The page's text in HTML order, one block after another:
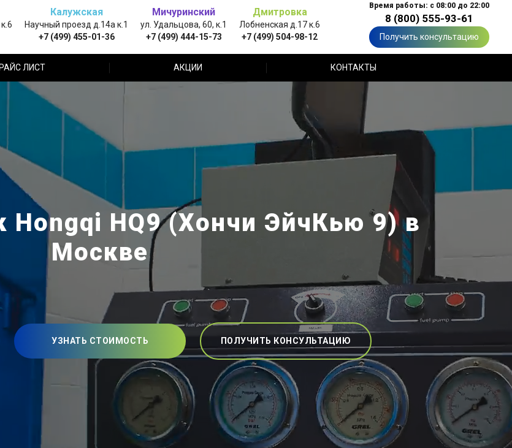
Калужская
Научный проезд д.14а к.1
+7 (499) 455-01-36
Мичуринский
ул. Удальцова, 60, к.1
+7 (499) 444-15-73
Дмитровка
Лобненская д.17 к.6
+7 (499) 504-98-12
Время работы: с 08:00 до 22:00
8 (800) 555-93-61
Получить консультацию
ЛИСТ АКЦИИ КОНТАКТЫ
Hongqi HQ9 (Хончи ЭйчКью 9) в
Москве
УЗНАТЬ СТОИМОСТЬ ПОЛУЧИТЬ КОНСУЛЬТАЦИЮ